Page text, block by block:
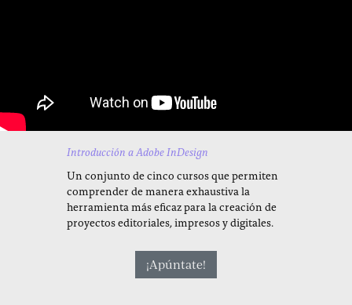
Introducción a Adobe InDesign
Un conjunto de cinco cursos que permiten
comprender de manera exhaustiva la
herramienta más eficaz para la creación de
proyectos editoriales, impresos y digitales.
¡Apúntate!